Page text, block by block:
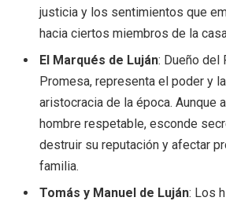
justicia y los sentimientos que
hacia ciertos miembros de la
El Marqués de Luján: Dueño del
Promesa, representa el poder y
aristocracia de la época. Aunque
hombre respetable, esconde
destruir su reputación y afectar
familia.
Tomás y Manuel de Luján: Los